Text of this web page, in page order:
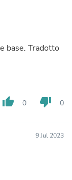
base. Tradotto
thumb_up 0 thumb_down 0
9 Jul 2023